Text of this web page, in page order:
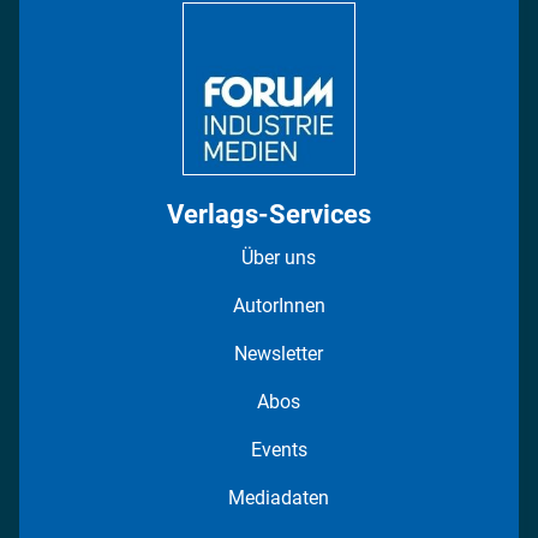
Verlags-Services
Über uns
AutorInnen
Newsletter
Abos
Events
Mediadaten